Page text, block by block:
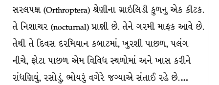
સરલપક્ષ (Orthroptera) શ્રેણીના ગ્રાઇલિડી કુળનુ એક કીટક.
તે નિશાચર (nocturnal) પ્રાણી છે. તેને ગરમી માફક આવે છે.
તેથી તે દિવસ દરમિયાન કબાટમાં, ખુરશી પાછળ, પલંગ
નીચે, ફોટા પાછળ એમ વિવિધ સ્થળોમાં અને ખાસ કરીને
રાંધણિયું, રસોડું, ભોયરું વગેરે જગ્યાએ સંતાઈ રહે છે.…